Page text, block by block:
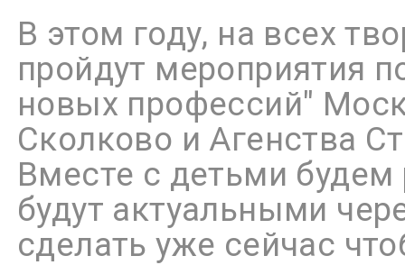
В этом году, на всех
пройдут мероприятия
новых профессий"
Сколково и Агенства
Вместе с детьми будем
будут актуальными
сделать уже сейчас